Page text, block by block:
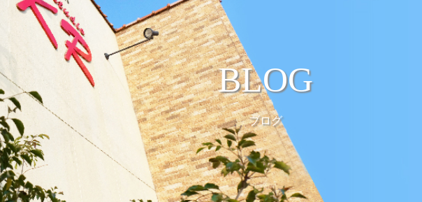
BLOG
ブログ